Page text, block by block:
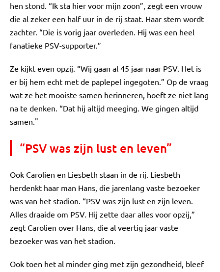
hen stond. “Ik sta hier voor mijn zoon”, zegt een vrouw
die al zeker een half uur in de rij staat. Haar stem wordt
zachter. “Die is vorig jaar overleden. Hij was een heel
fanatieke PSV-supporter.”
Ze kijkt even opzij. “Wij gaan al 45 jaar naar PSV. Het is
er bij hem echt met de paplepel ingegoten.” Op de vraag
wat ze het mooiste samen herinneren, hoeft ze niet lang
na te denken. “Dat hij altijd meeging. We gingen altijd
samen."
“PSV was zijn lust en leven”
Ook Carolien en Liesbeth staan in de rij. Liesbeth
herdenkt haar man Hans, die jarenlang vaste bezoeker
was van het stadion. “PSV was zijn lust en zijn leven.
Alles draaide om PSV. Hij zette daar alles voor opzij,”
zegt Carolien over Hans, die al veertig jaar vaste
bezoeker was van het stadion.
Ook toen het al minder ging met zijn gezondheid, bleef